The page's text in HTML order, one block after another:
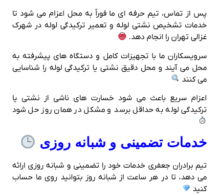
پس از تماس، تیم حرفه‌ ای ما فوراً به محل اعزام می‌ شود تا
خدمات تشخیص نشتی لوله و تعمیر ترکیدگی لوله در شهرک
غزالی تهران را انجام دهد.
سرویسکاران ما با تجهیزات کامل و دستگاه‌ های پیشرفته به
محل می‌ آیند و محل دقیق نشتی یا ترکیدگی لوله را شناسایی
می‌ کنند
اعزام سریع باعث می‌ شود خسارت‌ های ناشی از نشتی یا
ترکیدگی لوله به حداقل برسد و مشکل در همان روز حل شود
خدمات تضمینی و شبانه‌ روزی
تیم برادران جعفری خدمات خود را تضمینی و شبانه‌ روزی ارائه
می‌ دهد، تا در هر ساعت از شبانه‌ روز بتوانید روی ما حساب
کنید